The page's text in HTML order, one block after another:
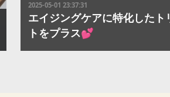
2025-05-01 23:37:31
エイジングケアに特化したト
トをプラス💕
おしゃれ染め・白髪染めのすべてのカラ